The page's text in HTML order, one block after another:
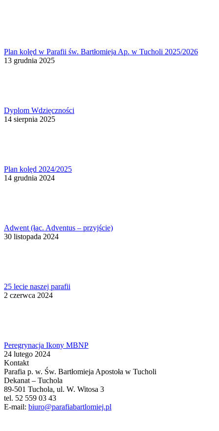
Plan kolęd w Parafii św. Bartłomieja Ap. w Tucholi 2025/2026
13 grudnia 2025
Dyplom Wdzięczności
14 sierpnia 2025
Plan kolęd 2024/2025
14 grudnia 2024
Adwent (łac. Adventus – przyjście)
30 listopada 2024
25 lecie naszej parafii
2 czerwca 2024
Peregrynacja Ikony MBNP
24 lutego 2024
Kontakt
Parafia p. w. Św. Bartłomieja Apostoła w Tucholi
Dekanat – Tuchola
89-501 Tuchola, ul. W. Witosa 3
tel. 52 559 03 43
E-mail: biuro@parafiabartlomiej.pl